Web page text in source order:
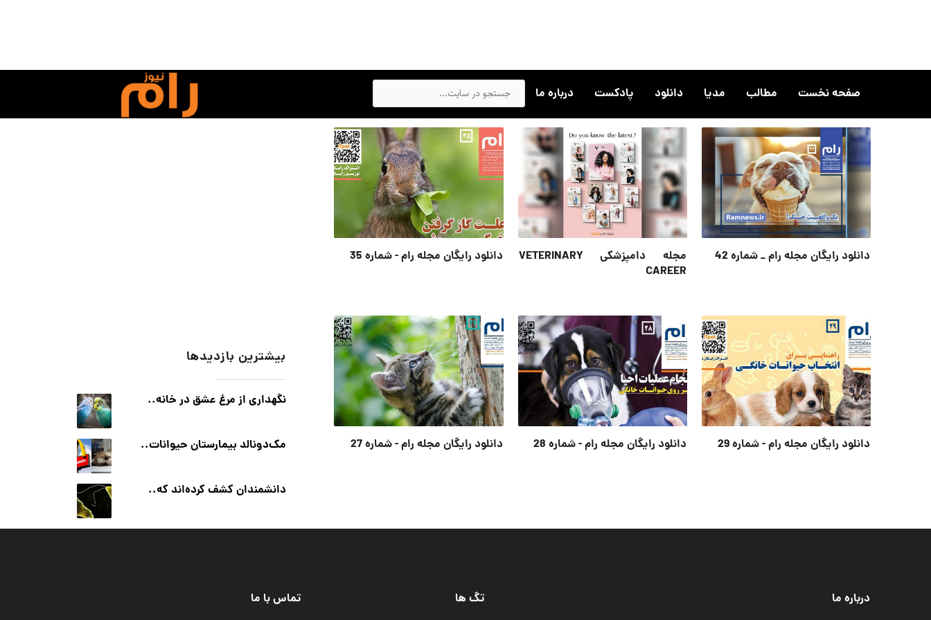
صفحه نخست مطالب مدیا دانلود پادکست درباره ما
دانلود رایگان مجله رام _ شماره 42
مجله دامپزشکی VETERINARY
CAREER
دانلود رایگان مجله رام - شماره 35
دانلود رایگان مجله رام - شماره 29 دانلود رایگان مجله رام - شماره 28 دانلود رایگان مجله رام - شماره 27
بیشترین بازدیدها
نگهداری از مرغ عشق در خانه..
مک‌دونالد بیمارستان حیوانات..
دانشمندان کشف کرده‌اند که..
درباره ما تگ ها تماس با ما